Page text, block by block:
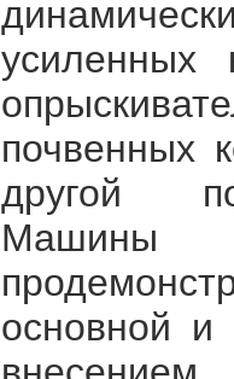
усиленных
почвенных
другой
Машины
основной и